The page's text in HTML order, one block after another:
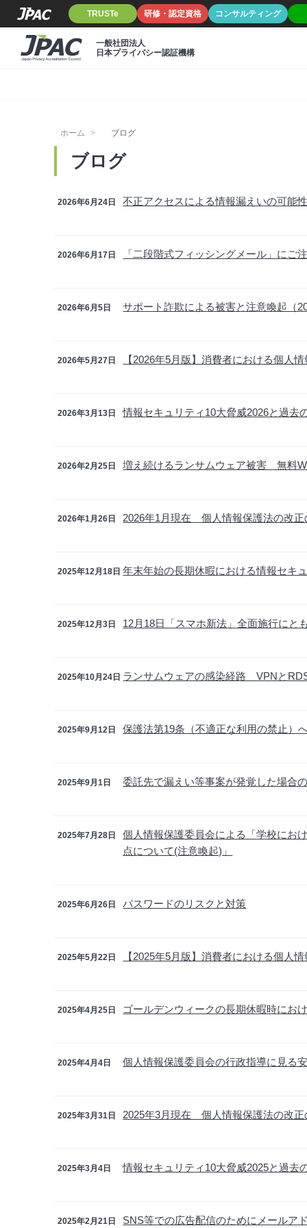
TRUSTe 研修・認定資格 コンサルティング
一般社団法人
日本プライバシー認証機構
ホーム ブログ
ブログ
2026年6月24日 不正アクセスによる情報漏えいの可能
2026年6月17日 「二段階式フィッシングメール」にご
2026年6月5日 サポート詐欺による被害と注意喚起（
2026年5月27日 【2026年5月版】消費者における個人
2026年3月13日 情報セキュリティ10大脅威2026と過去
2026年2月25日 増え続けるランサムウェア被害 無料
2026年1月26日 2026年1月現在 個人情報保護法の改正
2025年12月18日 年末年始の長期休暇における情報セキ
2025年12月3日 12月18日「スマホ新法」全面施行にと
2025年10月24日 ランサムウェアの感染経路 VPNと
2025年9月12日 保護法第19条（不適正な利用の禁止）
2025年9月1日 委託先で漏えい等事案が発覚した場合
2025年7月28日
個人情報保護委員会による「学校にお
点について(注意喚起)」
2025年6月26日 パスワードのリスクと対策
2025年5月22日 【2025年5月版】消費者における個人
2025年4月25日 ゴールデンウィークの長期休暇時にお
2025年4月4日 個人情報保護委員会の行政指導に見る
2025年3月31日 2025年3月現在 個人情報保護法の改正
2025年3月4日 情報セキュリティ10大脅威2025と過去
2025年2月21日 SNS等での広告配信のためにメールア